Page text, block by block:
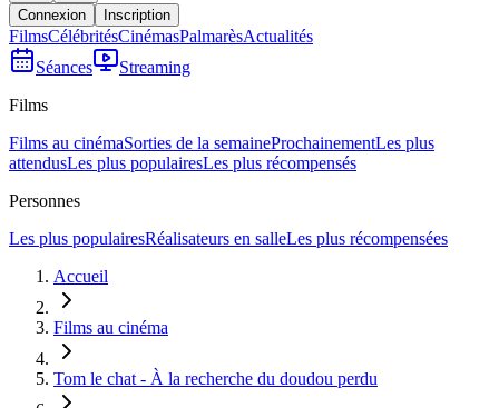
Connexion Inscription
FilmsCélébritésCinémasPalmarèsActualités
Séances
Streaming
Films
Films au cinémaSorties de la semaineProchainementLes plus
attendusLes plus populairesLes plus récompensés
Personnes
Les plus populairesRéalisateurs en salleLes plus récompensées
Accueil
Films au cinéma
Tom le chat - À la recherche du doudou perdu